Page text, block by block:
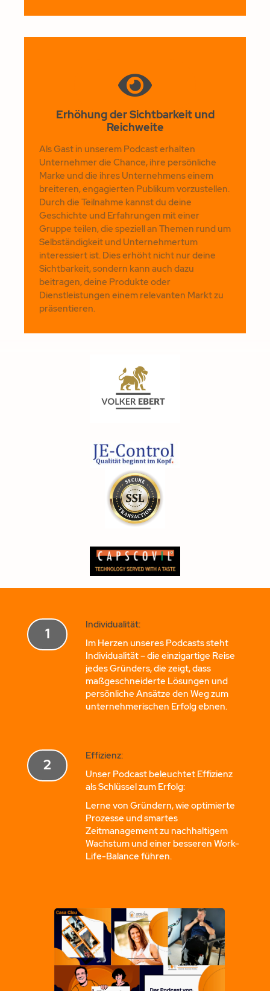
Erhöhung der Sichtbarkeit und
Reichweite
Als Gast in unserem Podcast erhalten
Unternehmer die Chance, ihre persönliche
Marke und die ihres Unternehmens einem
breiteren, engagierten Publikum vorzustellen.
Durch die Teilnahme kannst du deine
Geschichte und Erfahrungen mit einer
Gruppe teilen, die speziell an Themen rund um
Selbständigkeit und Unternehmertum
interessiert ist. Dies erhöht nicht nur deine
Sichtbarkeit, sondern kann auch dazu
beitragen, deine Produkte oder
Dienstleistungen einem relevanten Markt zu
präsentieren.
1
Individualität:
Im Herzen unseres Podcasts steht
Individualität – die einzigartige Reise
jedes Gründers, die zeigt, dass
maßgeschneiderte Lösungen und
persönliche Ansätze den Weg zum
unternehmerischen Erfolg ebnen.
2
Effizienz:
Unser Podcast beleuchtet Effizienz
als Schlüssel zum Erfolg:
Lerne von Gründern, wie optimierte
Prozesse und smartes
Zeitmanagement zu nachhaltigem
Wachstum und einer besseren Work-
Life-Balance führen.